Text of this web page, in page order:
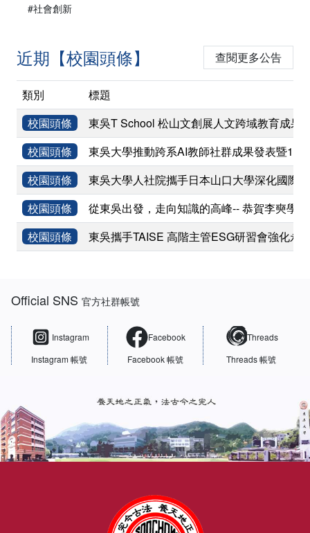
#社會創新
近期【校園頭條】 查閱更多公告
類別
標題
校園頭條
東吳T School 松山文創展人文跨域教育成果
校園頭條
東吳大學推動跨系AI教師社群成果發表暨
校園頭條
東吳大學人社院攜手日本山口大學深化國際
校園頭條
從東吳出發，走向知識的高峰-- 恭賀李奭學
校園頭條
東吳攜手TAISE 高階主管ESG研習會強化永
Official SNS官方社群帳號
Instagram
Instagram 帳號
Facebook
Facebook 帳號
Threads
Threads 帳號